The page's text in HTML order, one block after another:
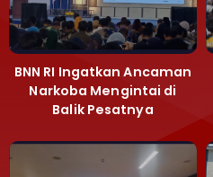
BNN RI Ingatkan Ancaman
Narkoba Mengintai di
Balik Pesatnya
Majalengka